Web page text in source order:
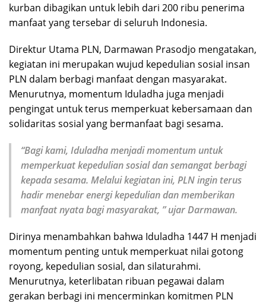
kurban dibagikan untuk lebih dari 200 ribu penerima
manfaat yang tersebar di seluruh Indonesia.
Direktur Utama PLN, Darmawan Prasodjo mengatakan,
kegiatan ini merupakan wujud kepedulian sosial insan
PLN dalam berbagi manfaat dengan masyarakat.
Menurutnya, momentum Iduladha juga menjadi
pengingat untuk terus memperkuat kebersamaan dan
solidaritas sosial yang bermanfaat bagi sesama.
“Bagi kami, Iduladha menjadi momentum untuk
memperkuat kepedulian sosial dan semangat berbagi
kepada sesama. Melalui kegiatan ini, PLN ingin terus
hadir menebar energi kepedulian dan memberikan
manfaat nyata bagi masyarakat, ” ujar Darmawan.
Dirinya menambahkan bahwa Iduladha 1447 H menjadi
momentum penting untuk memperkuat nilai gotong
royong, kepedulian sosial, dan silaturahmi.
Menurutnya, keterlibatan ribuan pegawai dalam
gerakan berbagi ini mencerminkan komitmen PLN